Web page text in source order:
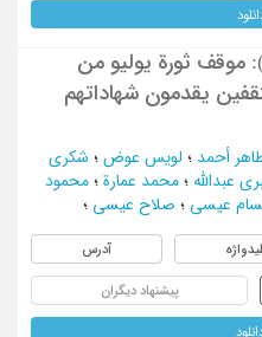
موقف ثورة یولیو من
یقدمون شهاداتهم
أحمد ؛ لویس عوض ؛ شکری
عبدالله ؛ محمد عمارة ؛ محمود
عیسی ؛ صلاح عیسی ؛
آدرس
پیشنهاد دیگران